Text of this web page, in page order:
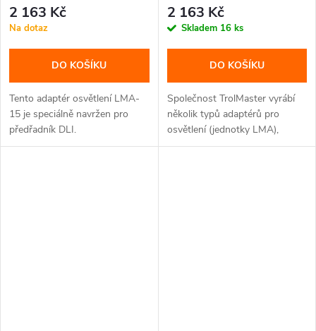
2 163 Kč
Na dotaz
DO KOŠÍKU
Tento adaptér osvětlení LMA-
15 je speciálně navržen pro
předřadník DLI.
2 163 Kč
Skladem 16 ks
DO KOŠÍKU
Společnost TrolMaster vyrábí
několik typů adaptérů pro
osvětlení (jednotky LMA),
které...